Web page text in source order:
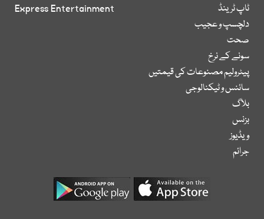
ٹاپ ٹرینڈ
دلچسپ و عجیب
صحت
سونے کے نرخ
پیٹرولیم مصنوعات کی قیمتیں
سائنس و ٹیکنالوجی
بلاگ
بزنس
ویڈیوز
جرائم
Express Entertainment